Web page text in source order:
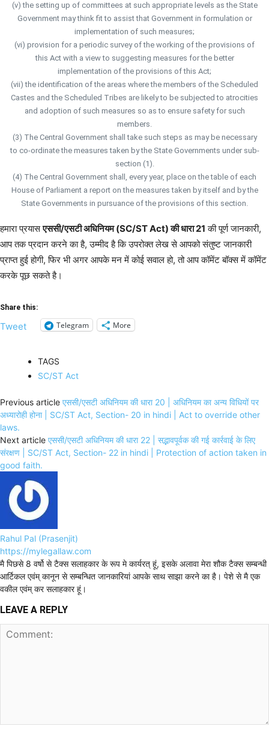
(v) the setting up of committees at such appropriate levels as the State
Government may think fit to assist that Government in formulation or
implementation of such measures;
(vi) provision for a periodic survey of the working of the provisions of
this Act with a view to suggesting measures for the better
implementation of the provisions of this Act;
(vii) the identification of the areas where the members of the Scheduled
Castes and the Scheduled Tribes are likely to be subjected to atrocities
and adoption of such measures so as to ensure safety for such
members.
(3) The Central Government shall take such steps as may be necessary
to co-ordinate the measures taken by the State Governments under sub-
section (1).
(4) The Central Government shall, every year, place on the table of each
House of Parliament a report on the measures taken by itself and by the
State Governments in pursuance of the provisions of this section.
हमारा प्रयासएससी/एसटी अधिनियम (SC/ST Act) की धारा 21 की पूर्ण जानकारी,
आप तक प्रदान करने का है, उम्मीद है कि उपरोक्त लेख से आपको संतुष्ट जानकारी
प्राप्त हुई होगी, फिर भी अगर आपके मन में कोई सवाल हो, तो आप कॉमेंट बॉक्स में कॉमेंट
करके पूछ सकते है।
Share this:
Tweet Telegram More
TAGS
SC/ST Act
Previous article एससी/एसटी अधिनियम की धारा 20 | अधिनियम का अन्य विधियों पर
अध्यारोही होना | SC/ST Act, Section- 20 in hindi | Act to override other
laws.
Next article एससी/एसटी अधिनियम की धारा 22 | सद्भावपूर्वक की गई कार्रवाई के लिए
संरक्षण | SC/ST Act, Section- 22 in hindi | Protection of action taken in
good faith.
Rahul Pal (Prasenjit)
https://mylegallaw.com
मै पिछसे 8 वर्षो से टैक्स सलाहकार के रूप मे कार्यरत् हूं, इसके अलावा मेरा शौक टैक्स सम्बन्धी
आर्टिकल एवंम् कानून से सम्बन्धित जानकारियां आपके साथ साझा करने का है। पेशे से मै एक
वकील एवंम् कर सलाहकार हूं।
LEAVE A REPLY